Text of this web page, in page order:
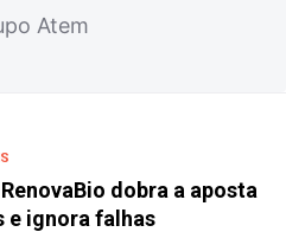
Atem
dobra a aposta
e ignora falhas